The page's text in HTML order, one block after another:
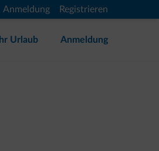
Anmeldung Registrieren
Ihr Urlaub Anmeldung